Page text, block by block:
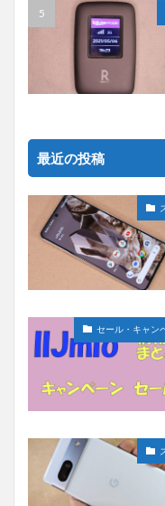
最近の投稿
セール・キャン